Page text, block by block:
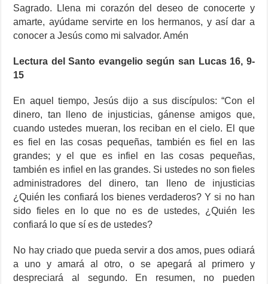
Sagrado. Llena mi corazón del deseo de conocerte y
amarte, ayúdame servirte en los hermanos, y así dar a
conocer a Jesús como mi salvador. Amén
Lectura del Santo evangelio según san Lucas 16, 9-
15
En aquel tiempo, Jesús dijo a sus discípulos: “Con el
dinero, tan lleno de injusticias, gánense amigos que,
cuando ustedes mueran, los reciban en el cielo. El que
es fiel en las cosas pequeñas, también es fiel en las
grandes; y el que es infiel en las cosas pequeñas,
también es infiel en las grandes. Si ustedes no son fieles
administradores del dinero, tan lleno de injusticias
¿Quién les confiará los bienes verdaderos? Y si no han
sido fieles en lo que no es de ustedes, ¿Quién les
confiará lo que sí es de ustedes?
No hay criado que pueda servir a dos amos, pues odiará
a uno y amará al otro, o se apegará al primero y
despreciará al segundo. En resumen, no pueden